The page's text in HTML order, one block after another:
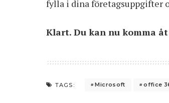
fylla i dina företagsuppgifter
Klart. Du kan nu komma
TAGS: Microsoft office